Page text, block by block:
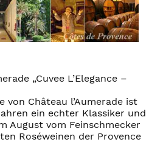
„Cuvee L’Elegance –
von Château l’Aumerade ist
ein echter Klassiker und
August vom Feinschmecker
Roséweinen der Provence